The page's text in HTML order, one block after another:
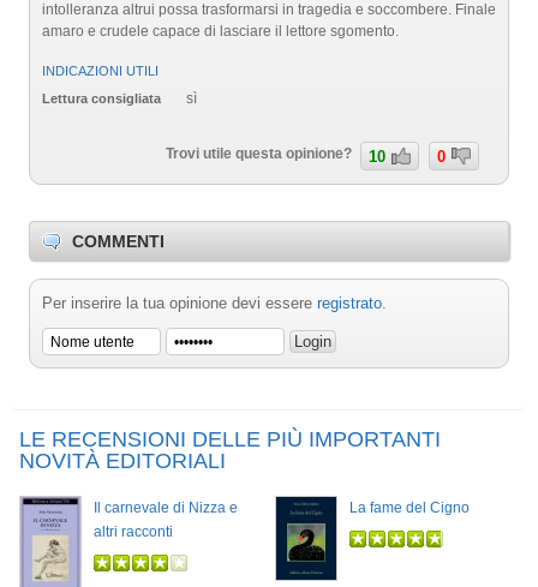
intolleranza altrui possa trasformarsi in tragedia e soccombere. Finale
amaro e crudele capace di lasciare il lettore sgomento.
INDICAZIONI UTILI
Lettura consigliata
sì
Trovi utile questa opinione? 10 0
COMMENTI
Per inserire la tua opinione devi essere registrato.
LE RECENSIONI DELLE PIÙ IMPORTANTI
NOVITÀ EDITORIALI
Il carnevale di Nizza e
altri racconti
La fame del Cigno